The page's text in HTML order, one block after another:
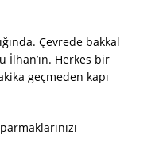
Çevrede bakkal
İlhan’ın. Herkes bir
geçmeden kapı